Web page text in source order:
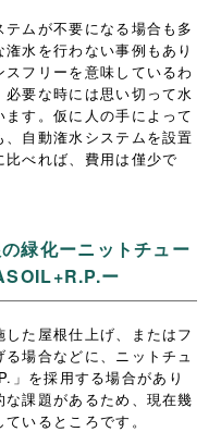
ムが不要になる場合も多
水を行わない事例もあり
フリーを意味しているわ
要な時には思い切って水
す。仮に人の手によって
自動潅水システムを設置
べれば、費用は僅少で
緑化ーニットチュー
ー
た屋根仕上げ、またはフ
場合などに、ニットチュ
」を採用する場合があり
課題があるため、現在幾
いるところです。